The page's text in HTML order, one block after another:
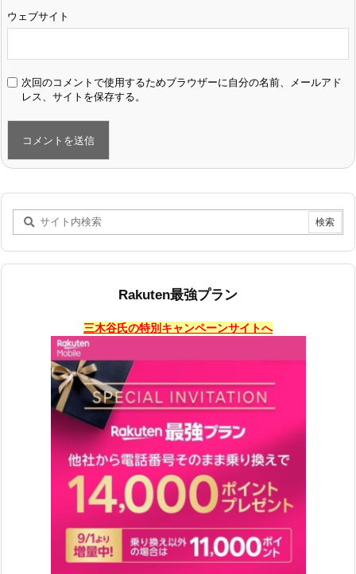
ウェブサイト
次回のコメントで使用するためブラウザーに自分の名前、メールアド
レス、サイトを保存する。
Rakuten最強プラン
三木谷氏の特別キャンペーンサイトへ